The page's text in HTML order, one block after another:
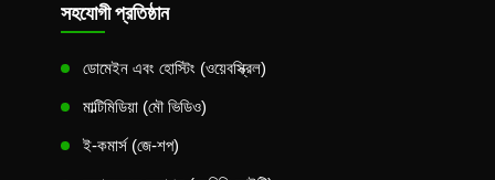
সহযোগী প্রতিষ্ঠান
ডোমেইন এবং হোস্টিং (ওয়েবস্ক্রিল)
মাল্টিমিডিয়া (মৌ ভিডিও)
ই-কমার্স (জে-শপ)